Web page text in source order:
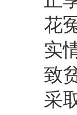
花
实
致
采